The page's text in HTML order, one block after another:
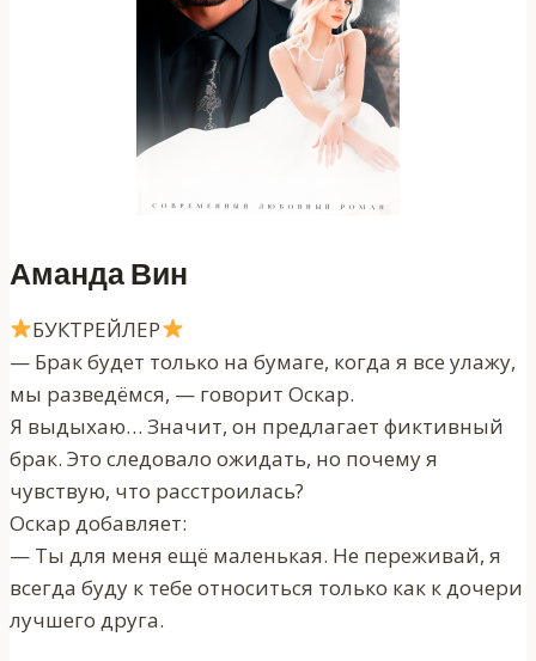
Аманда Вин
БУКТРЕЙЛЕР
— Брак будет только на бумаге, когда я все улажу,
мы разведёмся, — говорит Оскар.
Я выдыхаю… Значит, он предлагает фиктивный
брак. Это следовало ожидать, но почему я
чувствую, что расстроилась?
Оскар добавляет:
— Ты для меня ещё маленькая. Не переживай, я
всегда буду к тебе относиться только как к дочери
лучшего друга.